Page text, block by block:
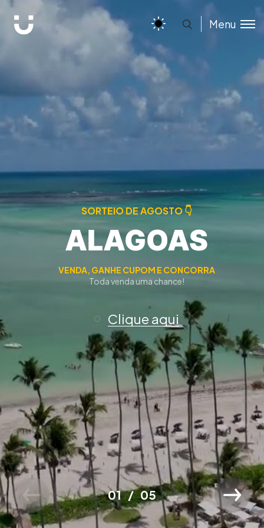
Menu
SORTEIO DE AGOSTO 👇
ALAGOAS
VENDA, GANHE CUPOM E CONCORRA
Toda venda uma chance!
Clique aqui
01 05